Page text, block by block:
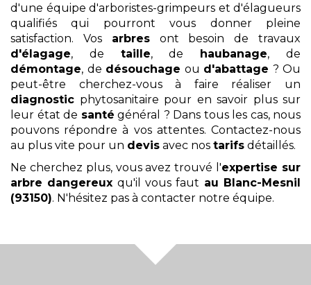
d'une équipe d'arboristes-grimpeurs et d'élagueurs
qualifiés qui pourront vous donner pleine
satisfaction. Vos arbresont besoin de travaux
d'élagage, de taille, de haubanage, de
démontage, de désouchage ou d'abattage ? Ou
peut-être cherchez-vous à faire réaliser un
diagnostic phytosanitaire pour en savoir plus sur
leur état de santé général ? Dans tous les cas, nous
pouvons répondre à vos attentes. Contactez-nous
au plus vite pour un devis avec nos tarifs détaillés.
Ne cherchez plus, vous avez trouvé l'expertise sur
arbre dangereux qu'il vous faut au Blanc-Mesnil
(93150). N'hésitez pas à contacter notre équipe.